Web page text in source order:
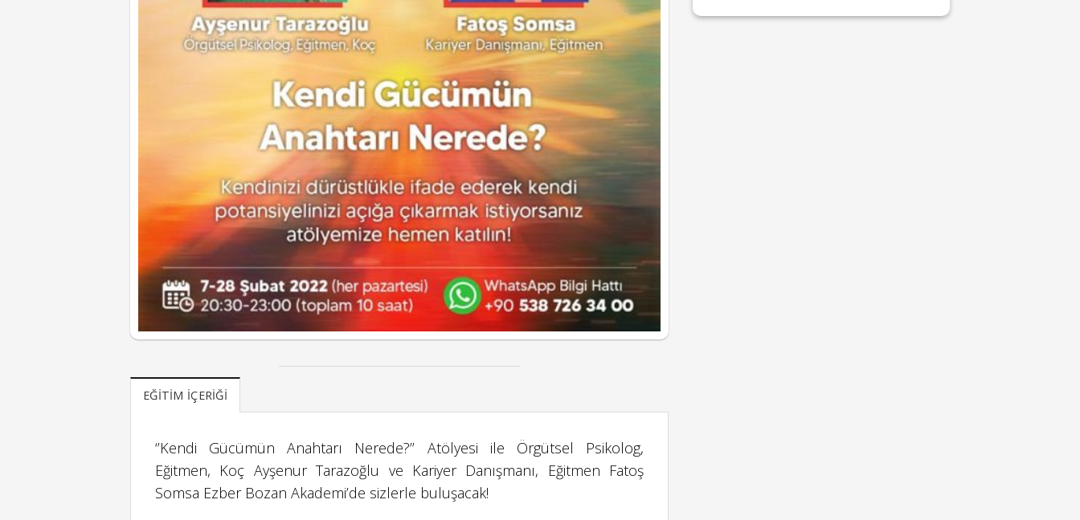
EĞITIM İÇERIĞI
‘’Kendi Gücümün Anahtarı Nerede?’’ Atölyesi ile Örgütsel Psikolog,
Eğitmen, Koç Ayşenur Tarazoğlu ve Kariyer Danışmanı, Eğitmen Fatoş
Somsa Ezber Bozan Akademi’de sizlerle buluşacak!